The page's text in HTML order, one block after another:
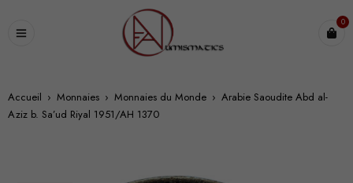
0
Accueil › Monnaies › Monnaies du Monde › Arabie Saoudite Abd al-
Aziz b. Sa’ud Riyal 1951/AH 1370